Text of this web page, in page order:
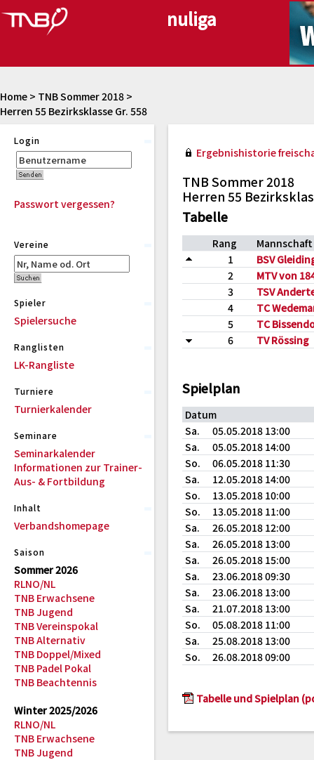
Herren 55 Bezirksklasse Gr. 558
Home > TNB Sommer 2018 >
Login
Passwort vergessen?
Vereine
Spieler
Spielersuche
Ranglisten
LK-Rangliste
Turniere
Turnierkalender
Seminare
Seminarkalender
Informationen zur Trainer-
Aus- & Fortbildung
Inhalt
Verbandshomepage
Saison
Sommer 2026
RLNO/NL
TNB Erwachsene
TNB Jugend
TNB Vereinspokal
TNB Alternativ
TNB Doppel/Mixed
TNB Padel Pokal
TNB Beachtennis
Winter 2025/2026
RLNO/NL
TNB Erwachsene
TNB Jugend
Ergebnishistorie
TNB Sommer 2018
Herren 55
Tabelle
Rang
Mannschaft
1
BSV
2
MTV von
3
TSV
4
TC
5
TC
6
TV Rössing
Spielplan
Datum
Sa.
05.05.2018 13:00
Sa.
05.05.2018 14:00
So.
06.05.2018 11:30
Sa.
12.05.2018 14:00
So.
13.05.2018 10:00
So.
13.05.2018 11:00
Sa.
26.05.2018 12:00
Sa.
26.05.2018 13:00
Sa.
26.05.2018 15:00
Sa.
23.06.2018 09:30
Sa.
23.06.2018 13:00
Sa.
21.07.2018 13:00
So.
05.08.2018 11:00
Sa.
25.08.2018 13:00
So.
26.08.2018 09:00
Tabelle und Spielplan